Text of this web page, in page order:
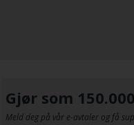
Gjør som
Meld deg på vår e-avtaler og få